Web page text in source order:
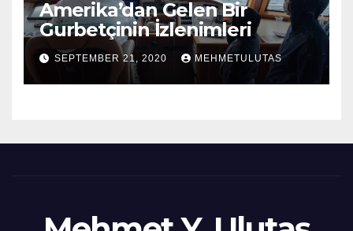
Amerika’dan Gelen Bir
Gurbetçinin İzlenimleri
SEPTEMBER 21, 2020 MEHMETULUTAS